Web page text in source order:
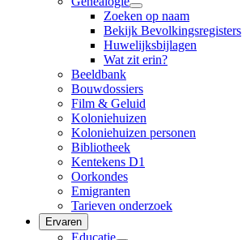
Zoeken op naam
Bekijk Bevolkingsregisters
Huwelijksbijlagen
Wat zit erin?
Beeldbank
Bouwdossiers
Film & Geluid
Koloniehuizen
Koloniehuizen personen
Bibliotheek
Kentekens D1
Oorkondes
Emigranten
Tarieven onderzoek
Ervaren
Educatie